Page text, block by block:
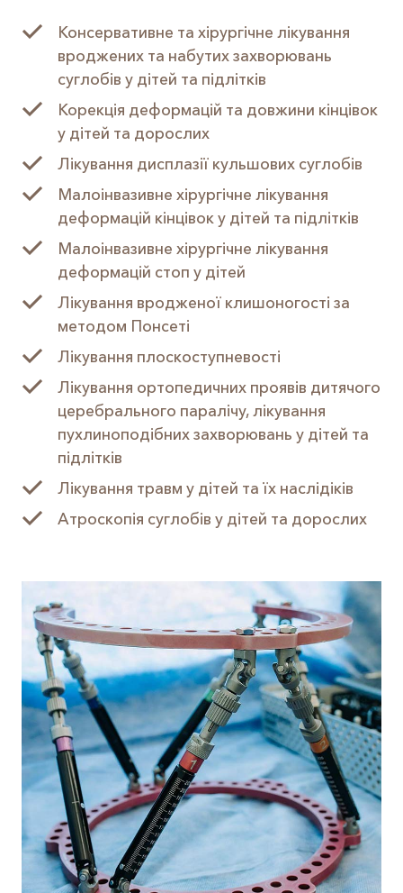
Консервативне та хірургічне лікування
вроджених та набутих захворювань
суглобів у дітей та підлітків
Корекція деформацій та довжини кінцівок
у дітей та дорослих
Лікування дисплазії кульшових суглобів
Малоінвазивне хірургічне лікування
деформацій кінцівок у дітей та підлітків
Малоінвазивне хірургічне лікування
деформацій стоп у дітей
Лікування вродженої клишоногості за
методом Понсеті
Лікування плоскоступневості
Лікування ортопедичних проявів дитячого
церебрального паралічу, лікування
пухлиноподібних захворювань у дітей та
підлітків
Лікування травм у дітей та їх наслідіків
Атроскопія суглобів у дітей та дорослих